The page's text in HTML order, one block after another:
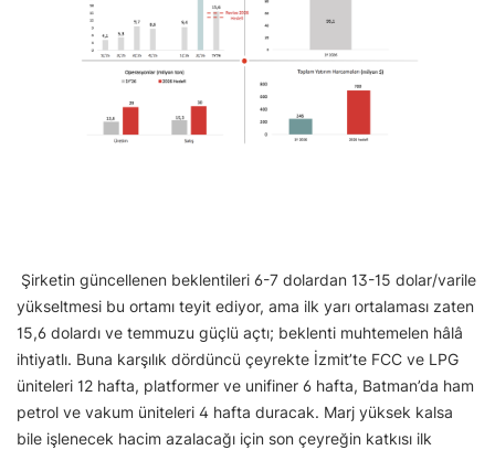
Şirketin güncellenen beklentileri 6-7 dolardan 13-15 dolar/varile
yükseltmesi bu ortamı teyit ediyor, ama ilk yarı ortalaması zaten
15,6 dolardı ve temmuzu güçlü açtı; beklenti muhtemelen hâlâ
ihtiyatlı. Buna karşılık dördüncü çeyrekte İzmit’te FCC ve LPG
üniteleri 12 hafta, platformer ve unifiner 6 hafta, Batman’da ham
petrol ve vakum üniteleri 4 hafta duracak. Marj yüksek kalsa
bile işlenecek hacim azalacağı için son çeyreğin katkısı ilk